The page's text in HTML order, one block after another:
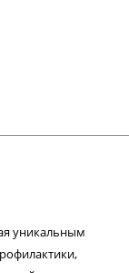
уникальным